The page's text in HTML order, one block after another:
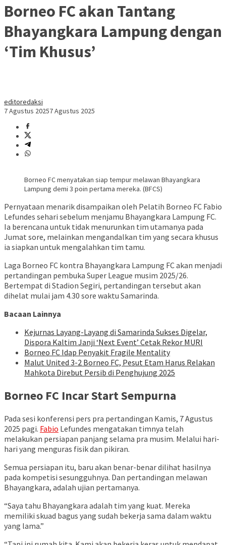
Borneo FC akan Tantang
Bhayangkara Lampung dengan
‘Tim Khusus’
editoredaksi
7 Agustus 20257 Agustus 2025
Borneo FC menyatakan siap tempur melawan Bhayangkara
Lampung demi 3 poin pertama mereka. (BFCS)
Pernyataan menarik disampaikan oleh Pelatih Borneo FC Fabio
Lefundes sehari sebelum menjamu Bhayangkara Lampung FC.
Ia berencana untuk tidak menurunkan tim utamanya pada
Jumat sore, melainkan mengandalkan tim yang secara khusus
ia siapkan untuk mengalahkan tim tamu.
Laga Borneo FC kontra Bhayangkara Lampung FC akan menjadi
pertandingan pembuka Super League musim 2025/26.
Bertempat di Stadion Segiri, pertandingan tersebut akan
dihelat mulai jam 4.30 sore waktu Samarinda.
Bacaan Lainnya
Kejurnas Layang-Layang di Samarinda Sukses Digelar,
Dispora Kaltim Janji ‘Next Event’ Cetak Rekor MURI
Borneo FC Idap Penyakit Fragile Mentality
Malut United 3-2 Borneo FC, Pesut Etam Harus Relakan
Mahkota Direbut Persib di Penghujung 2025
Borneo FC Incar Start Sempurna
Pada sesi konferensi pers pra pertandingan Kamis, 7 Agustus
2025 pagi. Fabio Lefundes mengatakan timnya telah
melakukan persiapan panjang selama pra musim. Melalui hari-
hari yang menguras fisik dan pikiran.
Semua persiapan itu, baru akan benar-benar dilihat hasilnya
pada kompetisi sesungguhnya. Dan pertandingan melawan
Bhayangkara, adalah ujian pertamanya.
“Saya tahu Bhayangkara adalah tim yang kuat. Mereka
memiliki skuad bagus yang sudah bekerja sama dalam waktu
yang lama.”